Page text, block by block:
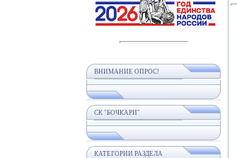
ВНИМАНИЕ ОПРОС!
СК "БОЧКАРИ"
КАТЕГОРИИ РАЗДЕЛА